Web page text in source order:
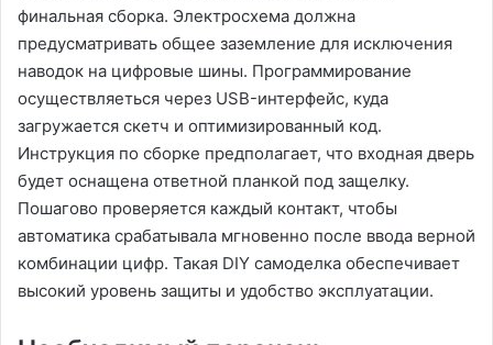
финальная сборка. Электросхема должна
предусматривать общее заземление для исключения
наводок на цифровые шины. Программирование
осуществляеться через USB-интерфейс, куда
загружается скетч и оптимизированный код.
Инструкция по сборке предполагает, что входная дверь
будет оснащена ответной планкой под защелку.
Пошагово проверяется каждый контакт, чтобы
автоматика срабатывала мгновенно после ввода верной
комбинации цифр. Такая DIY самоделка обеспечивает
высокий уровень защиты и удобство эксплуатации.